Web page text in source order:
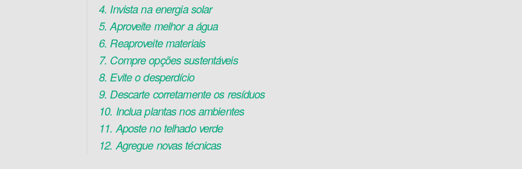
4. Invista na energia solar
5. Aproveite melhor a água
6. Reaproveite materiais
7. Compre opções sustentáveis
8. Evite o desperdício
9. Descarte corretamente os resíduos
10. Inclua plantas nos ambientes
11. Aposte no telhado verde
12. Agregue novas técnicas